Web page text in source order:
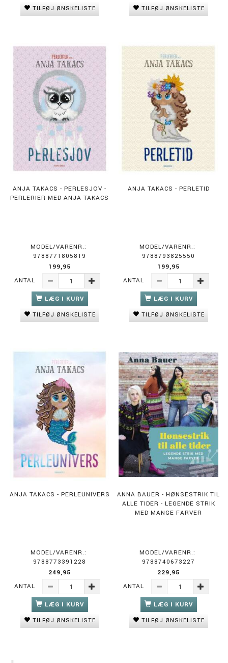
TILFØJ ØNSKELISTE TILFØJ ØNSKELISTE
ANJA TAKACS - PERLESJOV -
PERLERIER MED ANJA TAKACS
MODEL/VARENR.:
9788771805819
199,95
ANTAL
LÆG I KURV
TILFØJ ØNSKELISTE
ANJA TAKACS - PERLETID
MODEL/VARENR.:
9788793825550
199,95
ANTAL
LÆG I KURV
TILFØJ ØNSKELISTE
ANJA TAKACS - PERLEUNIVERS
MODEL/VARENR.:
9788773391228
249,95
ANTAL
LÆG I KURV
TILFØJ ØNSKELISTE
ANNA BAUER - HØNSESTRIK TIL
ALLE TIDER - LEGENDE STRIK
MED MANGE FARVER
MODEL/VARENR.:
9788740673227
229,95
ANTAL
LÆG I KURV
TILFØJ ØNSKELISTE